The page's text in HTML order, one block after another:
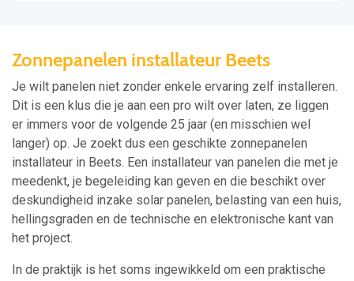
Zonnepanelen installateur Beets
Je wilt panelen niet zonder enkele ervaring zelf installeren.
Dit is een klus die je aan een pro wilt over laten, ze liggen
er immers voor de volgende 25 jaar (en misschien wel
langer) op. Je zoekt dus een geschikte zonnepanelen
installateur in Beets. Een installateur van panelen die met je
meedenkt, je begeleiding kan geven en die beschikt over
deskundigheid inzake solar panelen, belasting van een huis,
hellingsgraden en de technische en elektronische kant van
het project.
In de praktijk is het soms ingewikkeld om een praktische